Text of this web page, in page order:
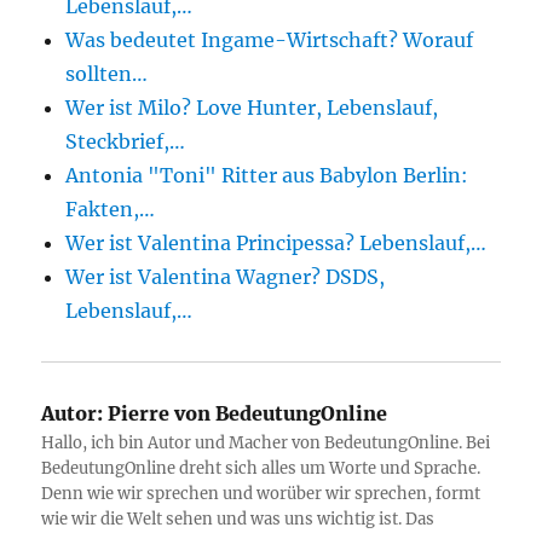
Lebenslauf,…
Was bedeutet Ingame-Wirtschaft? Worauf
sollten…
Wer ist Milo? Love Hunter, Lebenslauf,
Steckbrief,…
Antonia "Toni" Ritter aus Babylon Berlin:
Fakten,…
Wer ist Valentina Principessa? Lebenslauf,…
Wer ist Valentina Wagner? DSDS,
Lebenslauf,…
Autor: Pierre von BedeutungOnline
Hallo, ich bin Autor und Macher von BedeutungOnline. Bei
BedeutungOnline dreht sich alles um Worte und Sprache.
Denn wie wir sprechen und worüber wir sprechen, formt
wie wir die Welt sehen und was uns wichtig ist. Das